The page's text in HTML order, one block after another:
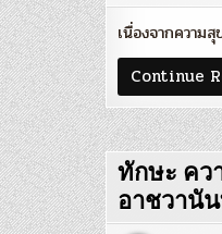
เนื่องจากความ
Continue
ทักษะ คว
อาชวานั